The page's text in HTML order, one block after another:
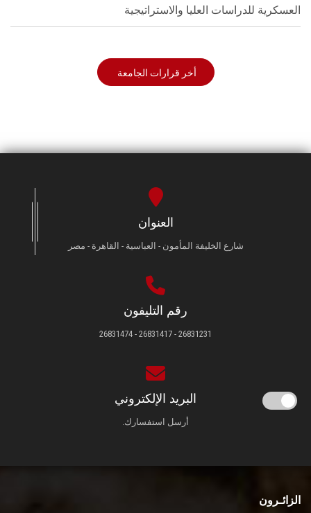
العسكرية للدراسات العليا والاستراتيجية
أخر قرارات الجامعة
العنوان
شارع الخليفة المأمون - العباسية - القاهرة - مصر
رقم التليفون
26831231 - 26831417 - 26831474
البريد الإلكتروني
أرسل استفسارك.
الزائـرون